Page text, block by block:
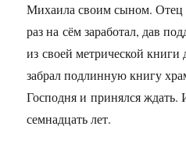
Михаила своим сыном. Отец
раз на сём заработал, дав
из своей метрической
забрал подлинную книгу
Господня и принялся ждать.
семнадцать лет.